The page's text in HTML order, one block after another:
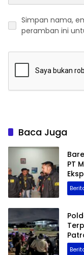
Simpan nama,
peramban ini
Baca Juga
PT